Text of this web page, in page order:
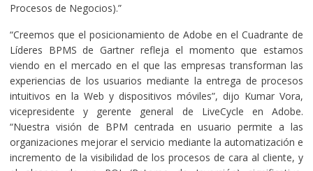
Procesos de Negocios).”
“Creemos que el posicionamiento de Adobe en el Cuadrante de
Líderes BPMS de Gartner refleja el momento que estamos
viendo en el mercado en el que las empresas transforman las
experiencias de los usuarios mediante la entrega de procesos
intuitivos en la Web y dispositivos móviles”, dijo Kumar Vora,
vicepresidente y gerente general de LiveCycle en Adobe.
“Nuestra visión de BPM centrada en usuario permite a las
organizaciones mejorar el servicio mediante la automatización e
incremento de la visibilidad de los procesos de cara al cliente, y